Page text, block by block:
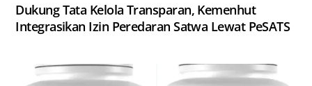
Dukung Tata Kelola Transparan, Kemenhut
Integrasikan Izin Peredaran Satwa Lewat PeSATS